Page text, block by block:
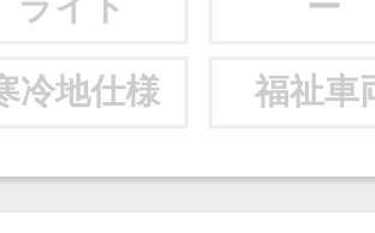
ライト
ー
冷地仕様 福祉車